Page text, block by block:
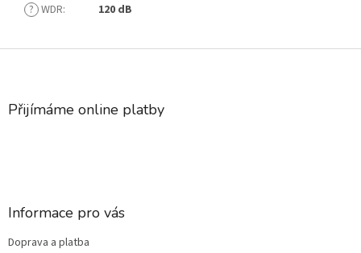
? WDR: 120 dB
Z
Přijímáme online platby
Informace pro vás
Doprava a platba